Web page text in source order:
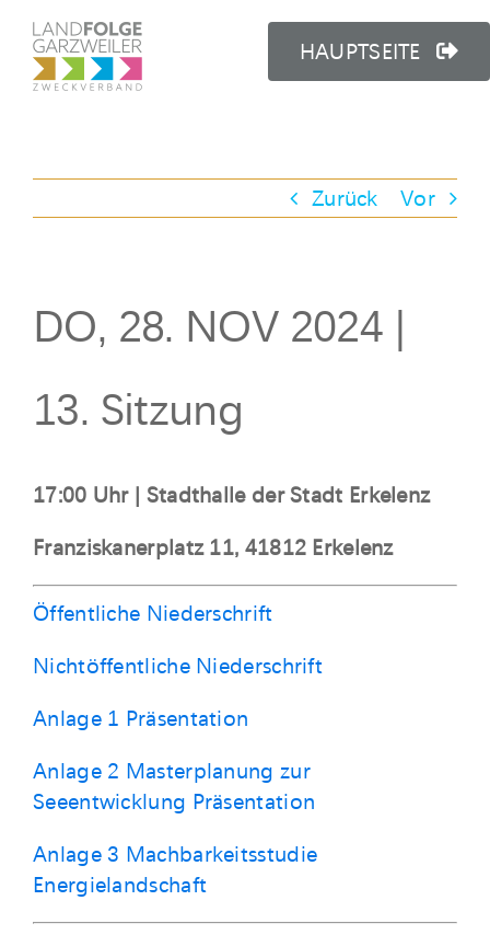
Inhalt
springen
HAUPTSEITE
Zurück Vor
DO, 28. NOV 2024 |
13. Sitzung
17:00 Uhr | Stadthalle der Stadt Erkelenz
Franziskanerplatz 11, 41812 Erkelenz
Öffentliche Niederschrift
Nichtöffentliche Niederschrift
Anlage 1 Präsentation
Anlage 2 Masterplanung zur
Seeentwicklung Präsentation
Anlage 3 Machbarkeitsstudie
Energielandschaft